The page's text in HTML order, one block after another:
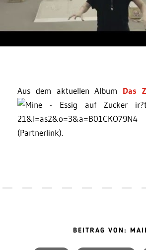
Aus dem aktuellen Album Das
(Partnerlink).
BEITRAG VON: